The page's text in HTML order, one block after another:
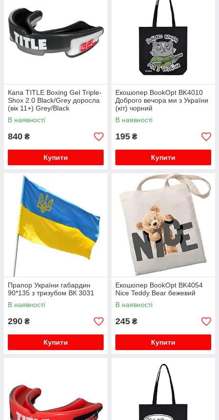
Капа TITLE Boxing Gel Triple-
Shox 2.0 Black/Grey доросла
(вік 11+) Grey/Black
В наявності
840 ₴
Купити
Екошопер BookOpt BK4010
Доброго вечора ми з України
(кіт) чорний
В наявності
195 ₴
Купити
Прапор України габардин
90*135 з тризубом ВК 3031
В наявності
290 ₴
Купити
Екошопер BookOpt BK4054
Nice Teddy Bear бежевий
В наявності
245 ₴
Купити